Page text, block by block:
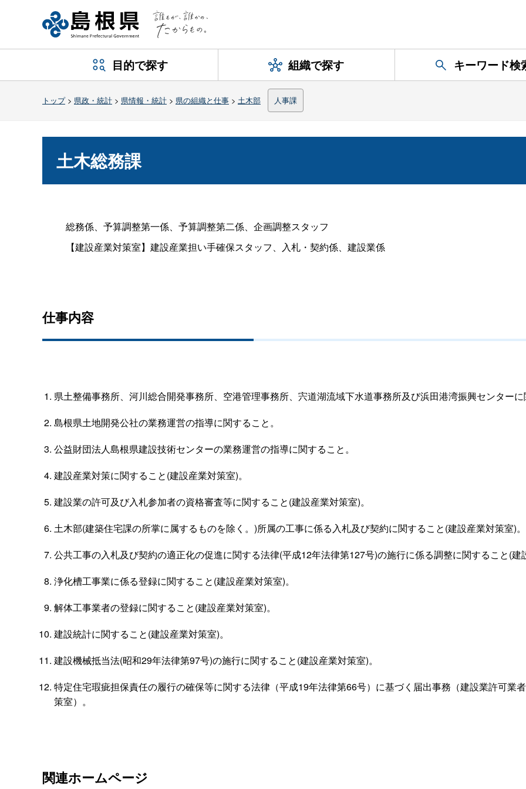
目的で探す 組織で探す キーワード検
トップ> 県政・統計 > 県情報・統計 > 県の組織と仕事 > 土木部 人事課
土木総務課
総務係、予算調整第一係、予算調整第二係、企画調整スタッフ
【建設産業対策室】建設産業担い手確保スタッフ、入札・契約係、建設業係
仕事内容
県土整備事務所、河川総合開発事務所、空港管理事務所、宍道湖流域下水道事務所及び浜田港湾振興センターに
島根県土地開発公社の業務運営の指導に関すること。
公益財団法人島根県建設技術センターの業務運営の指導に関すること。
建設産業対策に関すること(建設産業対策室)。
建設業の許可及び入札参加者の資格審査等に関すること(建設産業対策室)。
土木部(建築住宅課の所掌に属するものを除く。)所属の工事に係る入札及び契約に関すること(建設産業対策室)。
公共工事の入札及び契約の適正化の促進に関する法律(平成12年法律第127号)の施行に係る調整に関すること(建
浄化槽工事業に係る登録に関すること(建設産業対策室)。
解体工事業者の登録に関すること(建設産業対策室)。
建設統計に関すること(建設産業対策室)。
建設機械抵当法(昭和29年法律第97号)の施行に関すること(建設産業対策室)。
特定住宅瑕疵担保責任の履行の確保等に関する法律（平成19年法律第66号）に基づく届出事務（建設業許可業
策室）。
関連ホームページ